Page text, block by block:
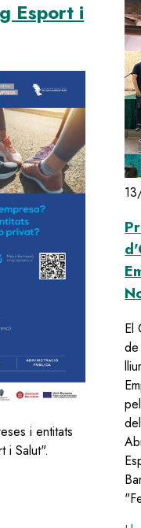
Esport i
i entitats
i Salut".
El